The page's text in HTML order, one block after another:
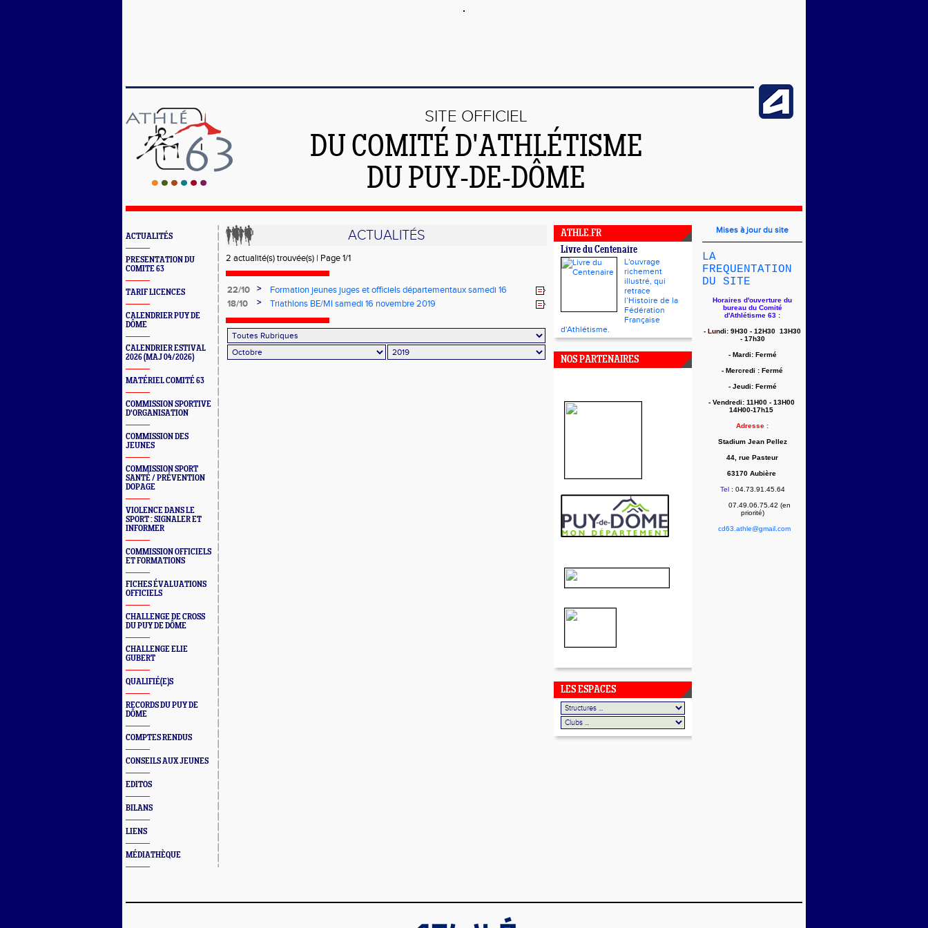
SITE OFFICIEL
DU COMITÉ D'ATHLÉTISME
DU PUY-DE-DÔME
ACTUALITÉS
PRESENTATION DU
COMITE 63
TARIF LICENCES
CALENDRIER PUY DE
DÔME
CALENDRIER ESTIVAL
2026 (MAJ 04/2026)
MATÉRIEL COMITÉ 63
COMMISSION SPORTIVE
D'ORGANISATION
COMMISSION DES
JEUNES
COMMISSION SPORT
SANTÉ / PRÉVENTION
DOPAGE
VIOLENCE DANS LE
SPORT : SIGNALER ET
INFORMER
COMMISSION OFFICIELS
ET FORMATIONS
FICHES ÉVALUATIONS
OFFICIELS
CHALLENGE DE CROSS
DU PUY DE DÔME
CHALLENGE ELIE
GUBERT
QUALIFIÉ(E)S
RECORDS DU PUY DE
DÔME
COMPTES RENDUS
CONSEILS AUX JEUNES
EDITOS
BILANS
LIENS
MÉDIATHÈQUE
ACTUALITÉS
2 actualité(s) trouvée(s) | Page 1/1
22/10 >
Formation jeunes juges et officiels départementaux samedi 16
novembre 2019
18/10 > Triathlons BE/MI samedi 16 novembre 2019
ATHLE.FR
Livre du Centenaire
L'ouvrage
richement
illustré, qui
retrace
l’Histoire de la
Fédération
Française
d'Athlétisme.
NOS PARTENAIRES
LES ESPACES
Mises à jour du site
LA
FREQUENTATION
DU SITE
Horaires d'ouverture du
bureau du Comité
d'Athlétisme 63 :
- Lundi: 9H30 - 12H30 13H30
- 17h30
- Mardi: Fermé
- Mercredi : Fermé
- Jeudi: Fermé
- Vendredi: 11H00 - 13H00
14H00-17h15
Adresse :
Stadium Jean Pellez
44, rue Pasteur
63170 Aubière
Tel: 04.73.91.45.64
07.49.06.75.42 (en
priorité)
cd63.athle@gmail.com